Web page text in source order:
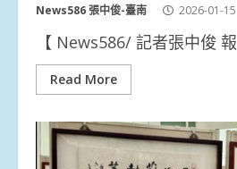
News586 張中俊-臺南 2026-01-15
【 News586/ 記者張中俊 報
Read More